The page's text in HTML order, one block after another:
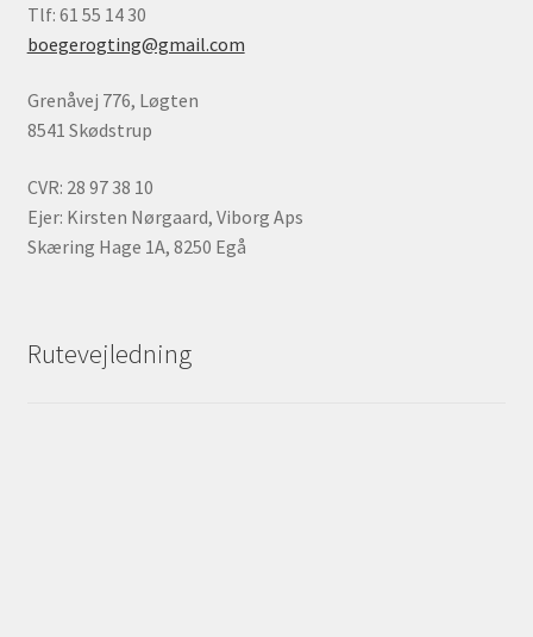
Tlf: 61 55 14 30
boegerogting@gmail.com
Grenåvej 776, Løgten
8541 Skødstrup
CVR: 28 97 38 10
Ejer: Kirsten Nørgaard, Viborg Aps
Skæring Hage 1A, 8250 Egå
Rutevejledning